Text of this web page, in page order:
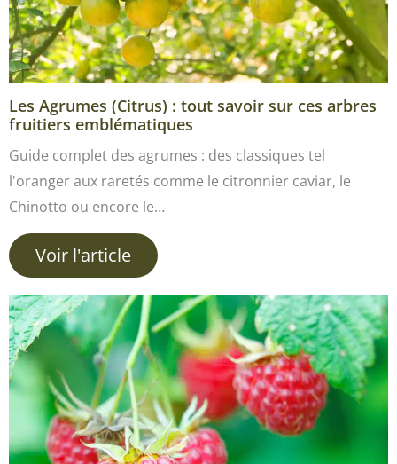
Les Agrumes (Citrus) : tout savoir sur ces arbres
fruitiers emblématiques
Guide complet des agrumes : des classiques tel
l'oranger aux raretés comme le citronnier caviar, le
Chinotto ou encore le…
Voir l'article